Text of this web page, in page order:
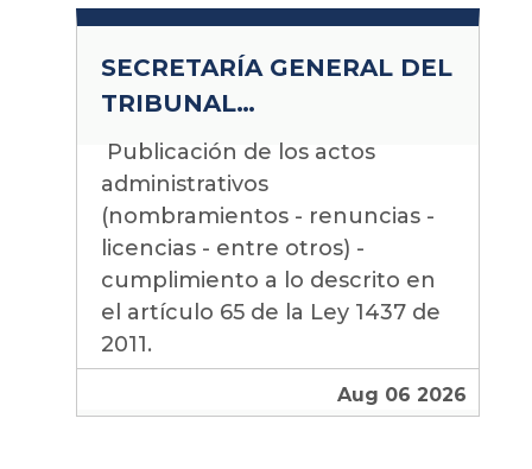
SECRETARÍA GENERAL DEL
TRIBUNAL
ADMINISTRATIVO DE
CUNDINAMARCA
Actos 06ago26
Publicación de los actos
administrativos
(nombramientos - renuncias -
licencias - entre otros) -
cumplimiento a lo descrito en
el artículo 65 de la Ley 1437 de
2011.
Aug 06 2026